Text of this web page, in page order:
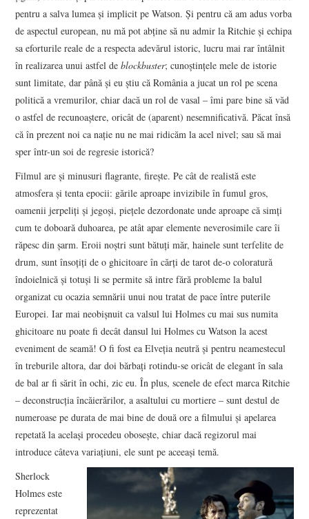
pentru a salva lumea şi implicit pe Watson. Şi pentru că am adus vorba
de aspectul european, nu mă pot abţine să nu admir la Ritchie şi echipa
sa eforturile reale de a respecta adevărul istoric, lucru mai rar întâlnit
în realizarea unui astfel deblockbuster; cunoştinţele mele de istorie
sunt limitate, dar până şi eu ştiu că România a jucat un rol pe scena
politică a vremurilor, chiar dacă un rol de vasal – îmi pare bine să văd
o astfel de recunoaştere, oricât de (aparent) nesemnificativă. Păcat însă
că în prezent noi ca naţie nu ne mai ridicăm la acel nivel; sau să mai
sper într-un soi de regresie istorică?
Filmul are şi minusuri flagrante, fireşte. Pe cât de realistă este
atmosfera şi tenta epocii: gările aproape invizibile în fumul gros,
oamenii jerpeliţi şi jegoşi, pieţele dezordonate unde aproape că simţi
cum te doboară duhoarea, pe atât apar elemente neverosimile care îi
răpesc din şarm. Eroii noştri sunt bătuţi măr, hainele sunt terfelite de
drum, sunt însoţiţi de o ghicitoare în cărţi de tarot de-o coloratură
îndoielnică şi totuşi li se permite să intre fără probleme la balul
organizat cu ocazia semnării unui nou tratat de pace între puterile
Europei. Iar mai neobişnuit ca valsul lui Holmes cu mai sus numita
ghicitoare nu poate fi decât dansul lui Holmes cu Watson la acest
eveniment de seamă! O fi fost ea Elveţia neutră şi pentru neamestecul
în treburile altora, dar doi bărbaţi rotindu-se oricât de elegant în sala
de bal ar fi sărit în ochi, zic eu. În plus, scenele de efect marca Ritchie
– deconstrucţia încăierărilor, a asaltului cu mortiere – sunt destul de
numeroase pe durata de mai bine de două ore a filmului şi apelarea
repetată la acelaşi procedeu oboseşte, chiar dacă regizorul mai
introduce câteva variaţiuni, ele sunt pe aceeaşi temă.
Sherlock
Holmes este
reprezentat